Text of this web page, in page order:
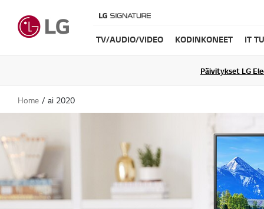
TV/AUDIO/VIDEO KODINKONEET IT
Päivitykset LG
Home ai 2020